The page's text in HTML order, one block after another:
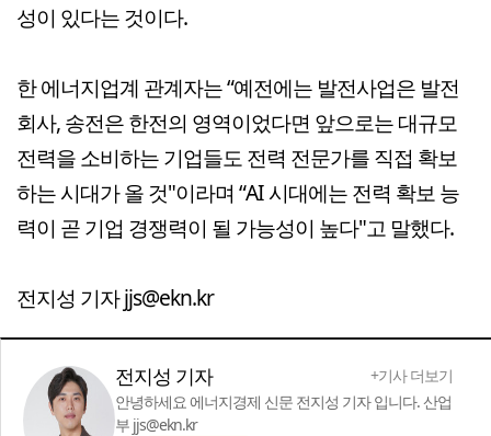
성이 있다는 것이다.
한 에너지업계 관계자는 “예전에는 발전사업은 발전
회사, 송전은 한전의 영역이었다면 앞으로는 대규모
전력을 소비하는 기업들도 전력 전문가를 직접 확보
하는 시대가 올 것"이라며 “AI 시대에는 전력 확보 능
력이 곧 기업 경쟁력이 될 가능성이 높다"고 말했다.
전지성 기자 jjs@ekn.kr
전지성 기자
+기사 더보기
안녕하세요 에너지경제 신문 전지성 기자 입니다. 산업
부 jjs@ekn.kr